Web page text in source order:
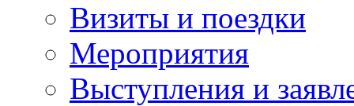
Визиты и поездки
Мероприятия
Выступления и